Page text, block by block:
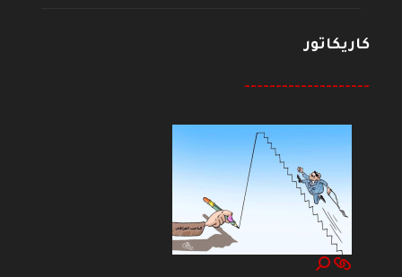
كاريكاتور
--------------------